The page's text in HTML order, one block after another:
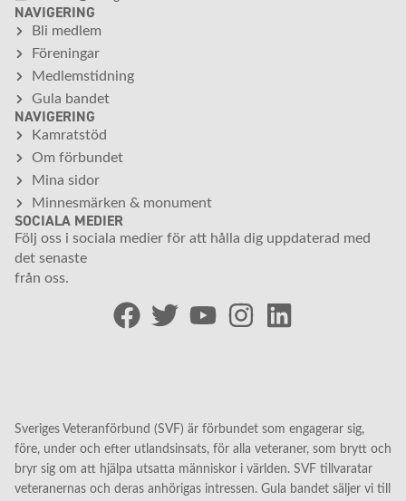
NAVIGERING
Bli medlem
Föreningar
Medlemstidning
Gula bandet
NAVIGERING
Kamratstöd
Om förbundet
Mina sidor
Minnesmärken & monument
SOCIALA MEDIER
Följ oss i sociala medier för att hålla dig uppdaterad med
det senaste
från oss.
Sveriges Veteranförbund (SVF) är förbundet som engagerar sig,
före, under och efter utlandsinsats, för alla veteraner, som brytt och
bryr sig om att hjälpa utsatta människor i världen. SVF tillvaratar
veteranernas och deras anhörigas intressen. Gula bandet säljer vi till